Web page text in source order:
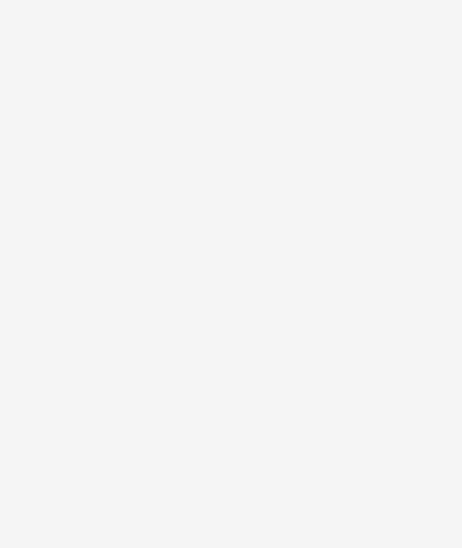
alırım…'
para göndermiş!
razıyım'
diyerek vekilleri kovdu..!"